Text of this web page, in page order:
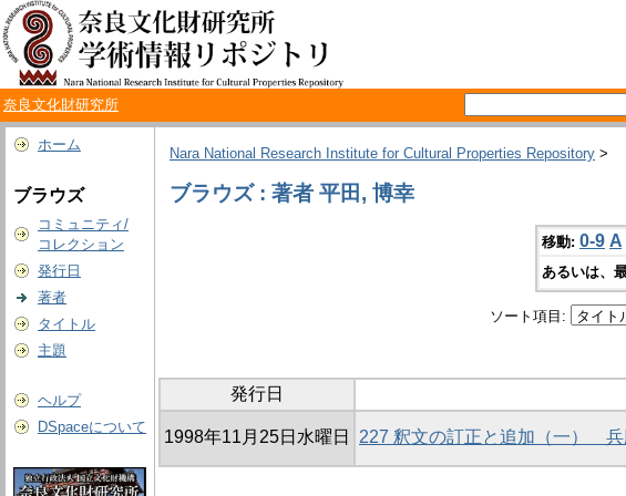
奈良文化財研究所
ホーム
ブラウズ
コミュニティ/
コレクション
発行日
著者
タイトル
主題
ヘルプ
DSpaceについて
Nara National Research Institute for Cultural Properties Repository >
ブラウズ : 著者 平田, 博幸
移動: 0-9 A
あるいは、
ソート項目:
発行日
1998年11月25日水曜日 227 釈文の訂正と追加（一） 兵